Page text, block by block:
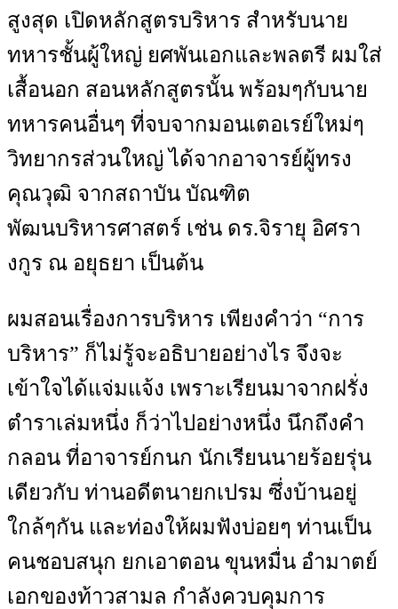
สูงสุด เปิดหลักสูตรบริหาร สำหรับนาย
ทหารชั้นผู้ใหญ่ ยศพันเอกและพลตรี ผมใส่
เสื้อนอก สอนหลักสูตรนั้น พร้อมๆกับนาย
ทหารคนอื่นๆ ที่จบจากมอนเตอเรย์ใหม่ๆ
วิทยากรส่วนใหญ่ ได้จากอาจารย์ผู้ทรง
คุณวุฒิ จากสถาบัน บัณฑิต
พัฒนบริหารศาสตร์ เช่น ดร.จิรายุ อิศรา
งกูร ณ อยุธยา เป็นต้น
ผมสอนเรื่องการบริหาร เพียงคำว่า “การ
บริหาร” ก็ไม่รู้จะอธิบายอย่างไร จึงจะ
เข้าใจได้แจ่มแจ้ง เพราะเรียนมาจากฝรั่ง
ตำราเล่มหนึ่ง ก็ว่าไปอย่างหนึ่ง นึกถึงคำ
กลอน ที่อาจารย์กนก นักเรียนนายร้อยรุ่น
เดียวกับ ท่านอดีตนายกเปรม ซึ่งบ้านอยู่
ใกล้ๆกัน และท่องให้ผมฟังบ่อยๆ ท่านเป็น
คนชอบสนุก ยกเอาตอน ขุนหมื่น อำมาตย์
เอกของท้าวสามล กำลังควบคุมการ